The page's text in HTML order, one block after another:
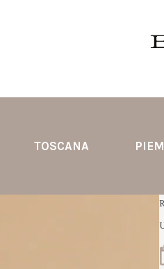
TOSCANA